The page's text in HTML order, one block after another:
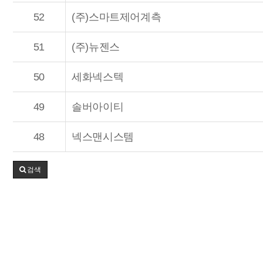
52 (주)스마트제어계측
51 (주)뉴젠스
50 세화넥스텍
49 솔버아이티
48 넥스맨시스템
검색